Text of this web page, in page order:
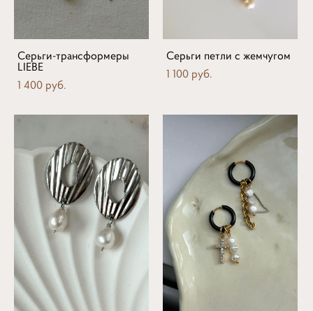
Серьги-трансформеры
LIEBE
1 400 pуб.
Серьги петли с жемчугом
1 100 pуб.